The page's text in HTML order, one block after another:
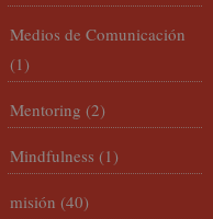
Medios de Comunicación
(1)
Mentoring (2)
Mindfulness (1)
misión (40)